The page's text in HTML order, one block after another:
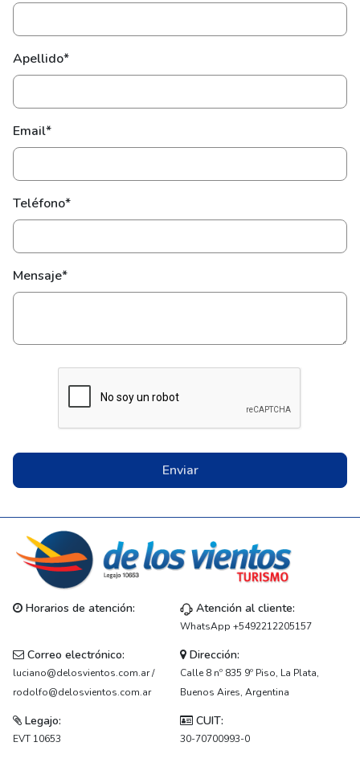
Apellido*
Email*
Teléfono*
Mensaje*
Enviar
Horarios de atención: Atención al cliente:
WhatsApp +5492212205157
Correo electrónico:
luciano@delosvientos.com.ar /
rodolfo@delosvientos.com.ar
Dirección:
Calle 8 nº 835 9º Piso, La Plata,
Buenos Aires, Argentina
Legajo:
EVT 10653
CUIT:
30-70700993-0